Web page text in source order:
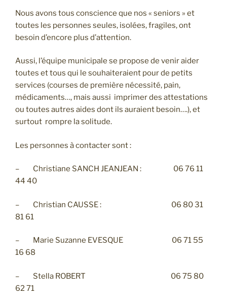
Nous avons tous conscience que nos « seniors » et
toutes les personnes seules, isolées, fragiles, ont
besoin d’encore plus d’attention.
Aussi, l’équipe municipale se propose de venir aider
toutes et tous qui le souhaiteraient pour de petits
services (courses de première nécessité, pain,
médicaments…, mais aussi imprimer des attestations
ou toutes autres aides dont ils auraient besoin….), et
surtout rompre la solitude.
Les personnes à contacter sont :
– Christiane SANCH JEANJEAN : 06 76 11
44 40
– Christian CAUSSE : 06 80 31
81 61
– Marie Suzanne EVESQUE 06 71 55
16 68
– Stella ROBERT 06 75 80
62 71